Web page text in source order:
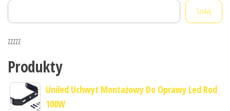
Szukaj
zzzzz
Produkty
Uniled Uchwyt Montażowy Do Oprawy Led Rod
100W